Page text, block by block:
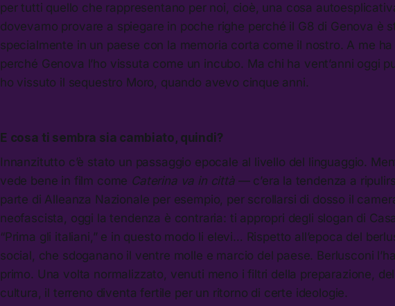
per tutti quello che rappresentano per noi, cioè, una cosa
dovevamo provare a spiegare in poche righe perché il G8 di Genova è
specialmente in un paese con la memoria corta come il nostro. A me
perché Genova l’ho vissuta come un incubo. Ma chi ha vent’anni oggi
ho vissuto il sequestro Moro, quando avevo cinque anni.
E cosa ti sembra sia cambiato, quindi?
Innanzitutto c’è stato un passaggio epocale al livello del linguaggio.
vede bene in film come Caterina va in città — c’era la tendenza a
parte di Alleanza Nazionale per esempio, per scrollarsi di dosso il
neofascista, oggi la tendenza è contraria: ti appropri degli slogan di
“Prima gli italiani,” e in questo modo li elevi… Rispetto all’epoca del
social, che sdoganano il ventre molle e marcio del paese. Berlusconi
primo. Una volta normalizzato, venuti meno i filtri della preparazione,
cultura, il terreno diventa fertile per un ritorno di certe ideologie.